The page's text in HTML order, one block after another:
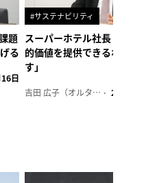
題
る
日
#サステナビリティ
スーパーホテル社長「地域
的価値を提供できるホテル
す」
吉田 広子（オルタナ輪番編集長） 2026年6